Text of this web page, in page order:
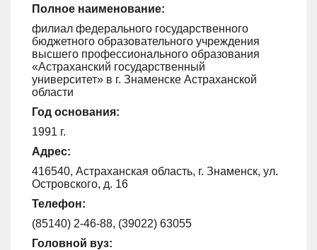
Полное наименование:
филиал федерального государственного
бюджетного образовательного учреждения
высшего профессионального образования
«Астраханский государственный
университет» в г. Знаменске Астраханской
области
Год основания:
1991 г.
Адрес:
416540, Астраханская область, г. Знаменск, ул.
Островского, д. 16
Телефон:
(85140) 2-46-88, (39022) 63055
Головной вуз: